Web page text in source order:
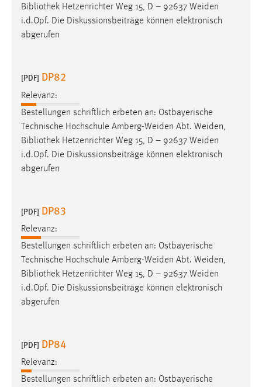
Bibliothek Hetzenrichter Weg 15, D – 92637 Weiden
i.d.Opf. Die Diskussionsbeiträge können elektronisch
abgerufen
[PDF] DP82
Relevanz:
Bestellungen schriftlich erbeten an: Ostbayerische
Technische Hochschule Amberg-Weiden Abt. Weiden,
Bibliothek Hetzenrichter Weg 15, D – 92637 Weiden
i.d.Opf. Die Diskussionsbeiträge können elektronisch
abgerufen
[PDF] DP83
Relevanz:
Bestellungen schriftlich erbeten an: Ostbayerische
Technische Hochschule Amberg-Weiden Abt. Weiden,
Bibliothek Hetzenrichter Weg 15, D – 92637 Weiden
i.d.Opf. Die Diskussionsbeiträge können elektronisch
abgerufen
[PDF] DP84
Relevanz:
Bestellungen schriftlich erbeten an: Ostbayerische